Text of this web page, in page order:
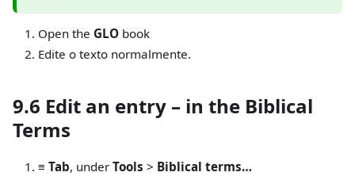
Open the GLO book
Edite o texto normalmente.
9.6 Edit an entry – in the Biblical
Terms
≡ Tab, under Tools > Biblical terms…